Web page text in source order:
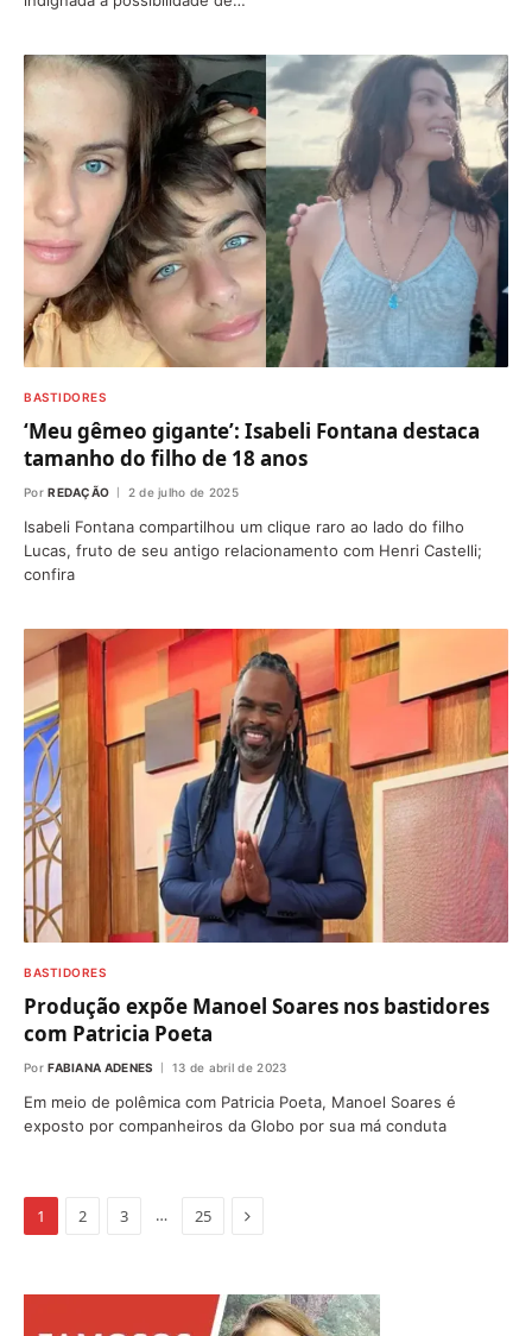
BASTIDORES
‘Meu gêmeo gigante’: Isabeli Fontana destaca
tamanho do filho de 18 anos
Por REDAÇÃO 2 de julho de 2025
Isabeli Fontana compartilhou um clique raro ao lado do filho
Lucas, fruto de seu antigo relacionamento com Henri Castelli;
confira
BASTIDORES
Produção expõe Manoel Soares nos bastidores
com Patricia Poeta
Por FABIANA ADENES 13 de abril de 2023
Em meio de polêmica com Patricia Poeta, Manoel Soares é
exposto por companheiros da Globo por sua má conduta
1 2 3 … 25 Proximo